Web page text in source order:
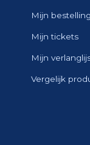
Mijn
Mijn tickets
Mijn
Vergelijk